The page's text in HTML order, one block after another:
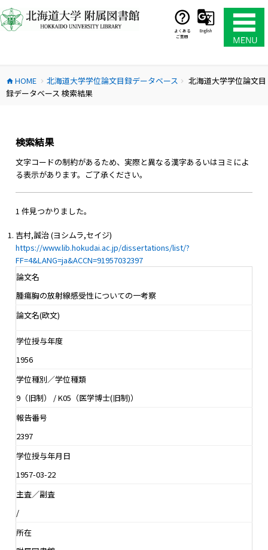
ン
テ
ス
キ
よくある
ご質問
English
home HOME chevron_right 北海道大学学位論文目録データベース chevron_right
北海道大学学位論文目
録データベース 検索結果
検索結果
文字コードの制約があるため、実際と異なる漢字あるいはヨミによ
る表示があります。ご了承ください。
1 件見つかりました。
吉村,誠治 (ヨシムラ,セイジ)
https://www.lib.hokudai.ac.jp/dissertations/list/?
FF=4&LANG=ja&ACCN=91957032397
論文名
腫瘍胸の放射線感受性についての一考察
論文名(欧文)
学位授与年度
1956
学位種別／学位種類
9（旧制） / K05（医学博士(旧制)）
報告番号
2397
学位授与年月日
1957-03-22
主査／副査
/
所在